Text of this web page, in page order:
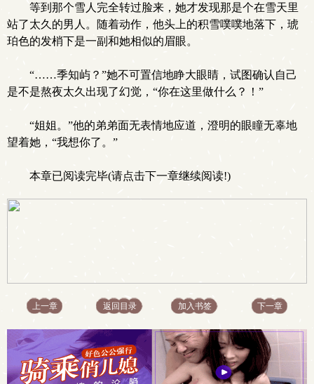
等到那个雪人完全转过脸来，她才发现那是个在雪天里
站了太久的男人。随着动作，他头上的积雪噗噗地落下，琥
珀色的发梢下是一副和她相似的眉眼。
“……季知屿？”她不可置信地睁大眼睛，试图确认自己
是不是熬夜太久出现了幻觉，“你在这里做什么？！”
“姐姐。”他的弟弟面无表情地应道，澄明的眼瞳无辜地
望着她，“我想你了。”
本章已阅读完毕(请点击下一章继续阅读!)
上一章 返回目录 加入书签 下一章